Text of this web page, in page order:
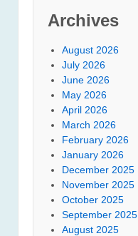
Archives
August 2026
July 2026
June 2026
May 2026
April 2026
March 2026
February 2026
January 2026
December 2025
November 2025
October 2025
September 2025
August 2025